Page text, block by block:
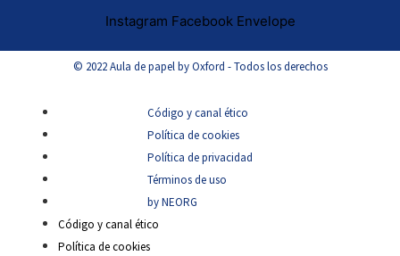
Instagram Facebook Envelope
© 2022 Aula de papel by Oxford - Todos los derechos
Código y canal ético
Política de cookies
Política de privacidad
Términos de uso
by NEORG
Código y canal ético
Política de cookies